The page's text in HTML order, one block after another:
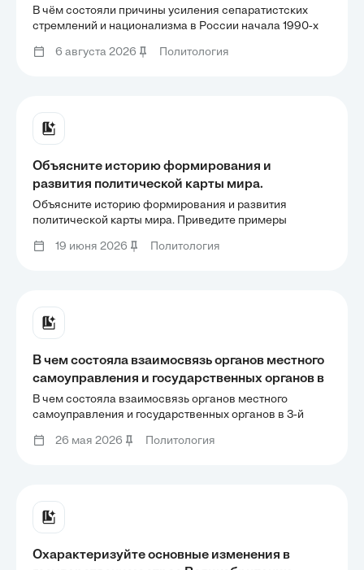
России начала 1990-х гг.? Охарактеризуйте
политику федерального центра в сложившихся
условиях.
В чём состояли причины усиления сепаратистских
стремлений и национализма в России начала 1990-х
сложившихся условиях.
6 августа 2026 Политология
Объясните историю формирования и
развития политической карты мира.
Приведите примеры появления на карте мира
новых государств за последние десятилетия.
Объясните историю формирования и развития
политической карты мира. Приведите примеры
последние десятилетия.
19 июня 2026 Политология
В чем состояла взаимосвязь органов местного
самоуправления и государственных органов в
3-й четверти ХХ века, и какое это имело
значение для управления обществом?
В чем состояла взаимосвязь органов местного
самоуправления и государственных органов в 3-й
управления обществом?
26 мая 2026 Политология
Охарактеризуйте основные изменения в